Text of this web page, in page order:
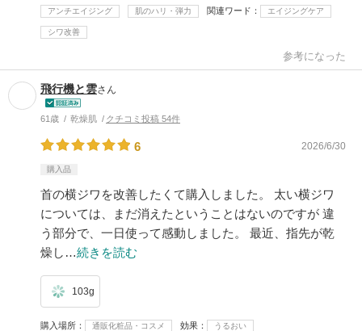
アンチエイジング 肌のハリ・弾力 関連ワード エイジングケア
シワ改善
参考になった
飛行機と雲さん
61歳 乾燥肌 クチコミ投稿 54件
6 2026/6/30
購入品
首の横ジワを改善したくて購入しました。 太い横ジワ
については、まだ消えたということはないのですが 違
う部分で、一日使って感動しました。 最近、指先が乾
燥し…続きを読む
103g
購入場所 通販化粧品・コスメ 効果 うるおい